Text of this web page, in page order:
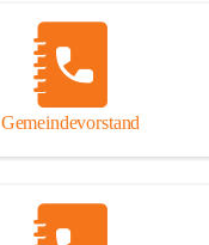
Gemeindevorstand